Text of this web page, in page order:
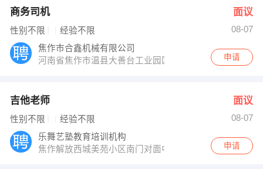
商务司机 面议
性别不限 经验不限
08-07
焦作市合鑫机械有限公司
河南省焦作市温县大善台工业园区
申请
吉他老师 面议
性别不限 经验不限
08-07
乐舞艺塾教育培训机构
焦作解放西城美苑小区南门对面中原公司三楼东侧
申请